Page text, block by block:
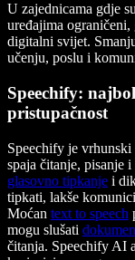
U zajednicama gdje
uređajima
digitalni svijet.
učenju, poslu i
Speechify:
pristupačnost
Speechify je vrhunski
spaja čitanje, pisanje
glasovno tipkanje i
tipkati, lakše
Moćan text to speech
mogu slušati
čitanja. Speechify AI